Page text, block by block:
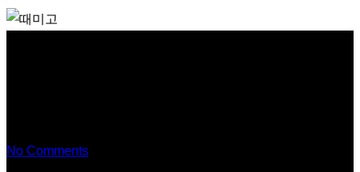
No Comments